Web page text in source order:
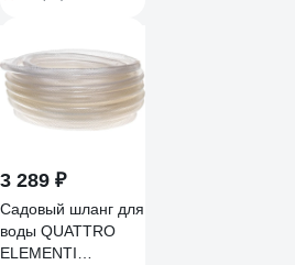
3 289 ₽
Садовый шланг для
воды QUATTRO
ELEMENTI